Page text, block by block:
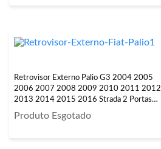
Retrovisor Externo Palio G3 2004 2005
2006 2007 2008 2009 2010 2011 2012
2013 2014 2015 2016 Strada 2 Portas
Controle Interno
Produto Esgotado